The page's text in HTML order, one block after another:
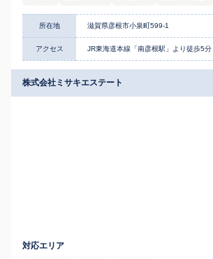
所在地 滋賀県彦根市小泉町599-1
アクセス JR東海道本線「南彦根駅」より徒歩5分
株式会社ミサキエステート
対応エリア